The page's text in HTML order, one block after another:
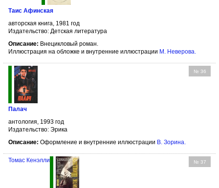
Таис Афинская
авторская книга, 1981 год
Издательство: Детская литература
Описание: Внецикловый роман.
Иллюстрация на обложке и внутренние иллюстрации М. Неверова
№ 36
Палач
антология, 1993 год
Издательство: Эрика
Описание: Оформление и внутренние иллюстрации В. Зорина.
№ 37
Томас Кенэлли